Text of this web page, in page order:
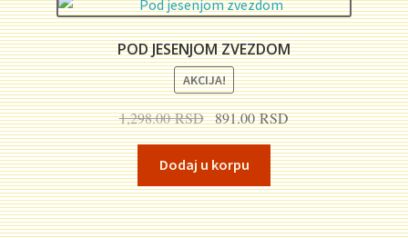
POD JESENJOM ZVEZDOM
AKCIJA!
1,298.00RSDOriginalna
cena
je
bila:
1,298.00 RSD.
891.00RSDTrenutna
cena
je:
891.00 RSD.
Dodaj u korpu